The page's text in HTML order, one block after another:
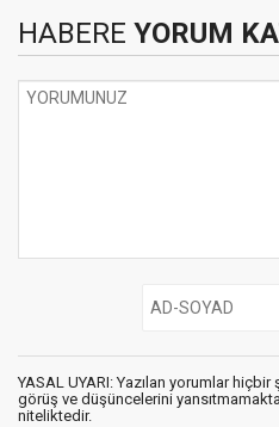
HABERE YORUM
YASAL UYARI: Yazılan yorumlar
görüş ve düşüncelerini
niteliktedir.